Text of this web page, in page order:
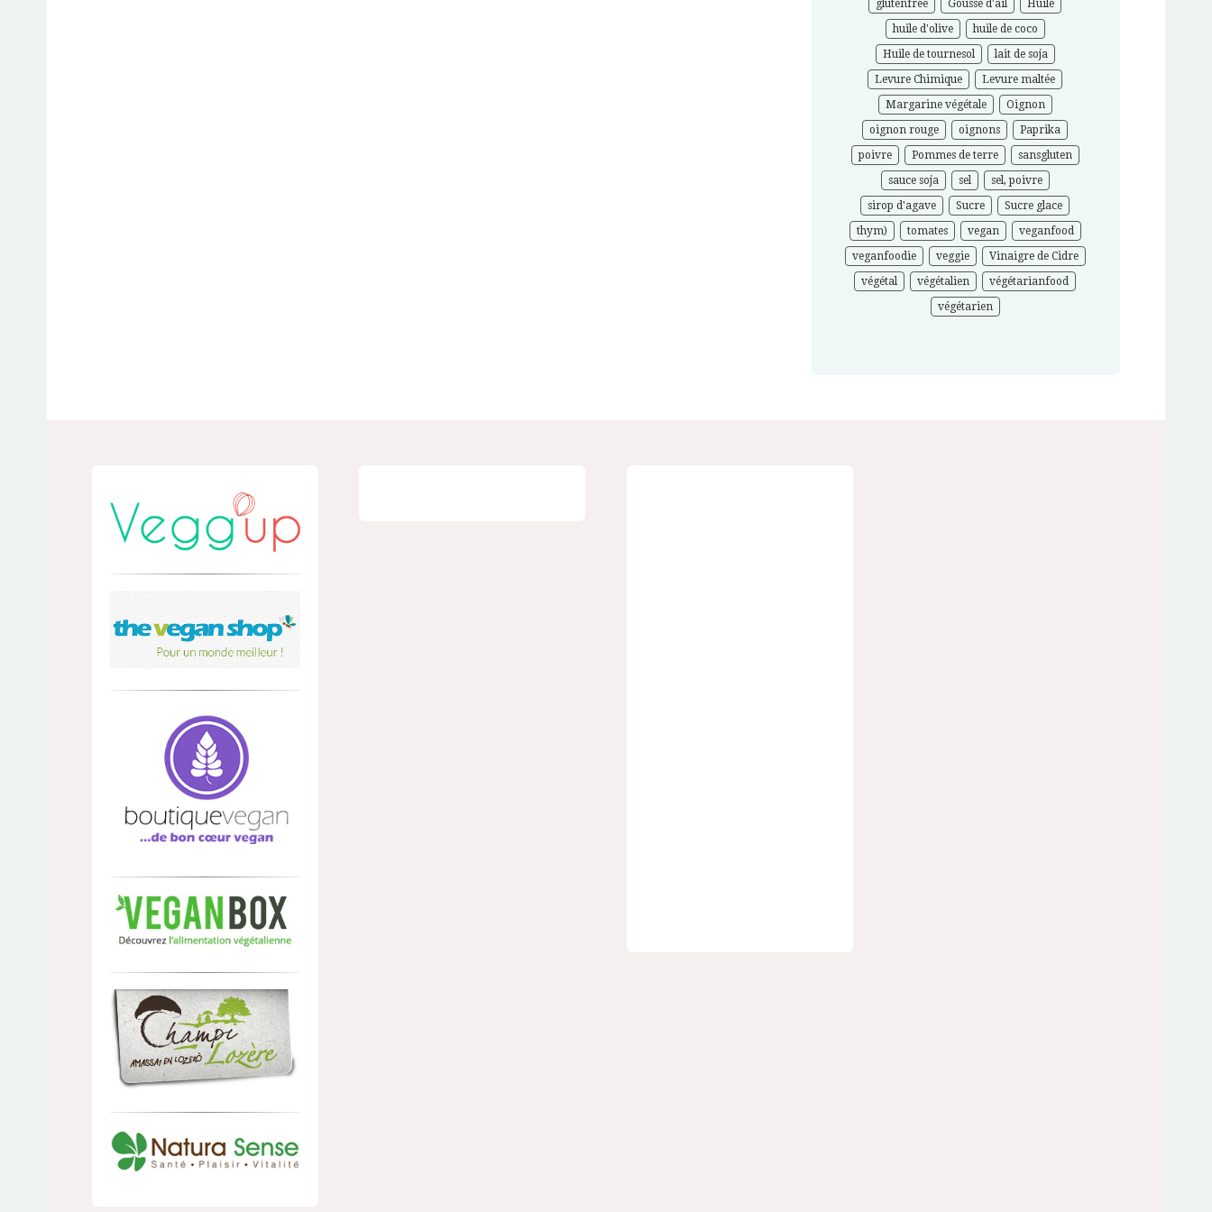
glutenfree Gousse d'ail
Huile
huile d'olive
huile de coco
Huile de tournesol
lait de soja
Levure Chimique
Levure maltée
Margarine végétale
Oignon
oignon rouge
oignons
Paprika
poivre
Pommes de terre
sansgluten
sauce soja
sel
sel, poivre
sirop d'agave
Sucre
Sucre glace
thym)
tomates vegan
veganfood
veganfoodie
veggie
Vinaigre de Cidre
végétal
végétalien
végétarianfood
végétarien